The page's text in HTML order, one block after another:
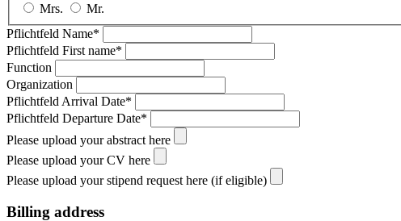
Mrs.
Mr.
Pflichtfeld Name*
Pflichtfeld First name*
Function
Organization
Pflichtfeld Arrival Date*
Pflichtfeld Departure Date*
Please upload your abstract here
Please upload your CV here
Please upload your stipend request here (if eligible)
Billing address